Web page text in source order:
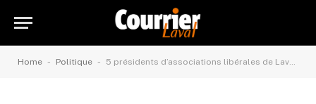
Home - Politique - 5 présidents d’associations libérales de Laval soutiennent Charles Milliard